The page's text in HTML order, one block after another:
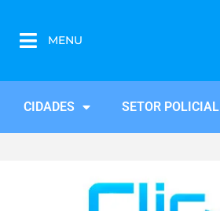
MENU
CIDADES SETOR POLICIAL